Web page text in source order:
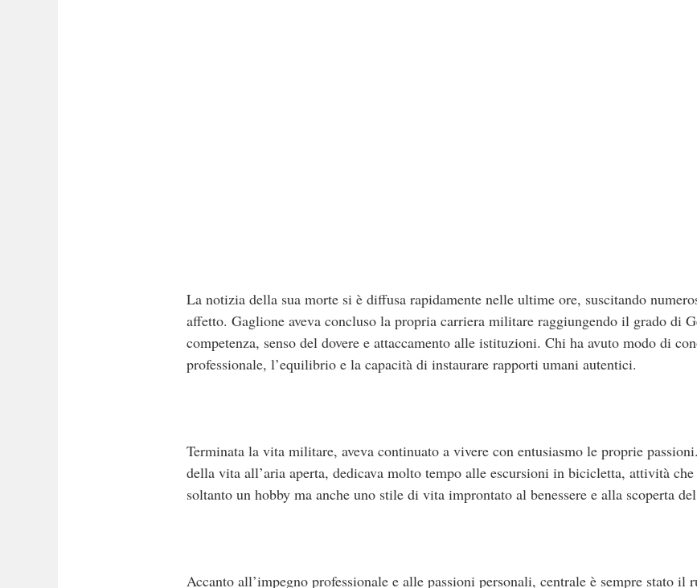
La notizia della sua morte si è diffusa rapidamente nelle ultime ore, suscitando
affetto. Gaglione aveva concluso la propria carriera militare raggiungendo il grado di
competenza, senso del dovere e attaccamento alle istituzioni. Chi ha avuto modo di
professionale, l’equilibrio e la capacità di instaurare rapporti umani autentici.
Terminata la vita militare, aveva continuato a vivere con entusiasmo le proprie
della vita all’aria aperta, dedicava molto tempo alle escursioni in bicicletta, attività
soltanto un hobby ma anche uno stile di vita improntato al benessere e alla scoperta
Accanto all’impegno professionale e alle passioni personali, centrale è sempre stato il